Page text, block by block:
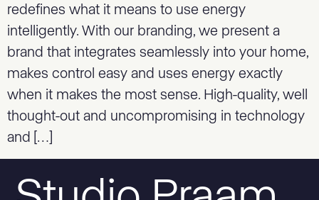
redefines what it means to use energy
intelligently. With our branding, we present a
brand that integrates seamlessly into your home,
makes control easy and uses energy exactly
when it makes the most sense. High-quality, well
thought-out and uncompromising in technology
and […]